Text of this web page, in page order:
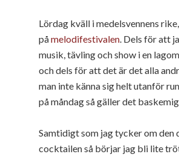
Lördag kväll i medelsvennens
påmelodifestivalen . Dels för att
musik, tävling och show i en
och dels för att det är det alla
man inte känna sig helt utanför
på måndag så gäller det
Samtidigt som jag tycker om den
cocktailen så börjar jag bli lite